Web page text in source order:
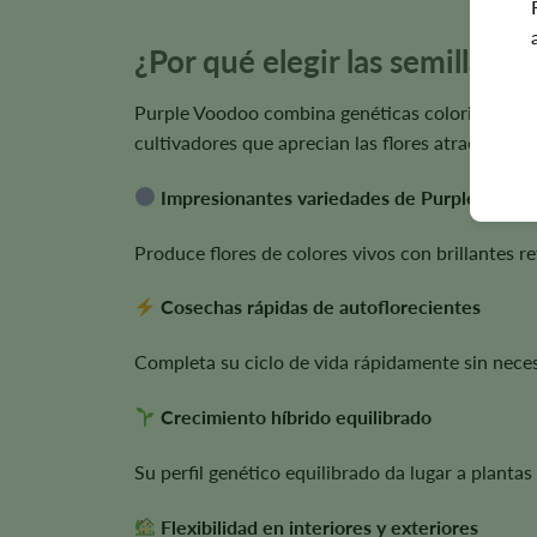
¿Por qué elegir las semillas
Purple Voodoo combina genéticas coloridas
cultivadores que aprecian las flores atractivas
Impresionantes variedades de Purple
Produce flores de colores vivos con brillantes
Cosechas rápidas de autoflorecientes
Completa su ciclo de vida rápidamente sin
Crecimiento híbrido equilibrado
Su perfil genético equilibrado da lugar a
Flexibilidad en interiores y exteriores